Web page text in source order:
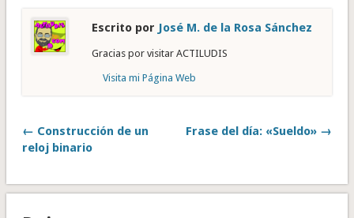
Escrito por José M. de la Rosa Sánchez
Gracias por visitar ACTILUDIS
Visita mi Página Web
← Construcción de un
reloj binario
Frase del día: «Sueldo» →